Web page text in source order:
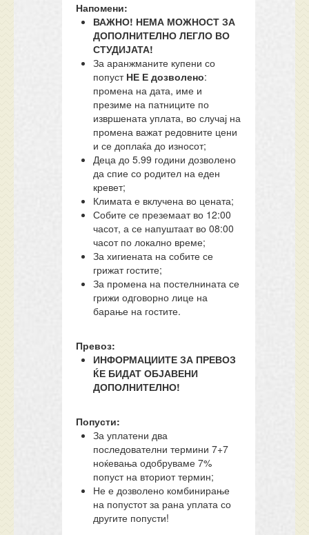
Напомени:
ВАЖНО! НЕМА МОЖНОСТ ЗА
ДОПОЛНИТЕЛНО ЛЕГЛО ВО
СТУДИЈАТА!
За аранжманите купени со
попуст НЕ Е дозволено:
промена на дата, име и
презиме на патниците по
извршената уплата, во случај на
промена важат редовните цени
и се доплаќа до износот;
Деца до 5.99 години дозволено
да спие со родител на еден
кревет;
Климата е вклучена во цената;
Собите се преземаат во 12:00
часот, а се напуштаат во 08:00
часот по локално време;
За хигиената на собите се
грижат гостите;
За промена на постелнината се
грижи одговорно лице на
барање на гостите.
Превоз:
ИНФОРМАЦИИТЕ ЗА ПРЕВОЗ
ЌЕ БИДАТ ОБЈАВЕНИ
ДОПОЛНИТЕЛНО!
Попусти:
За уплатени два
последователни термини 7+7
ноќевања одобруваме 7%
попуст на вториот термин;
Не е дозволено комбинирање
на попустот за рана уплата со
другите попусти!